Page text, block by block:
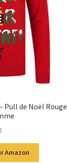
Pull de Noël Rouge
Amazon